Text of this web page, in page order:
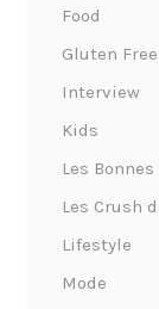
Food
Gluten Free
Interview
Kids
Les
Les Crush
Lifestyle
Mode